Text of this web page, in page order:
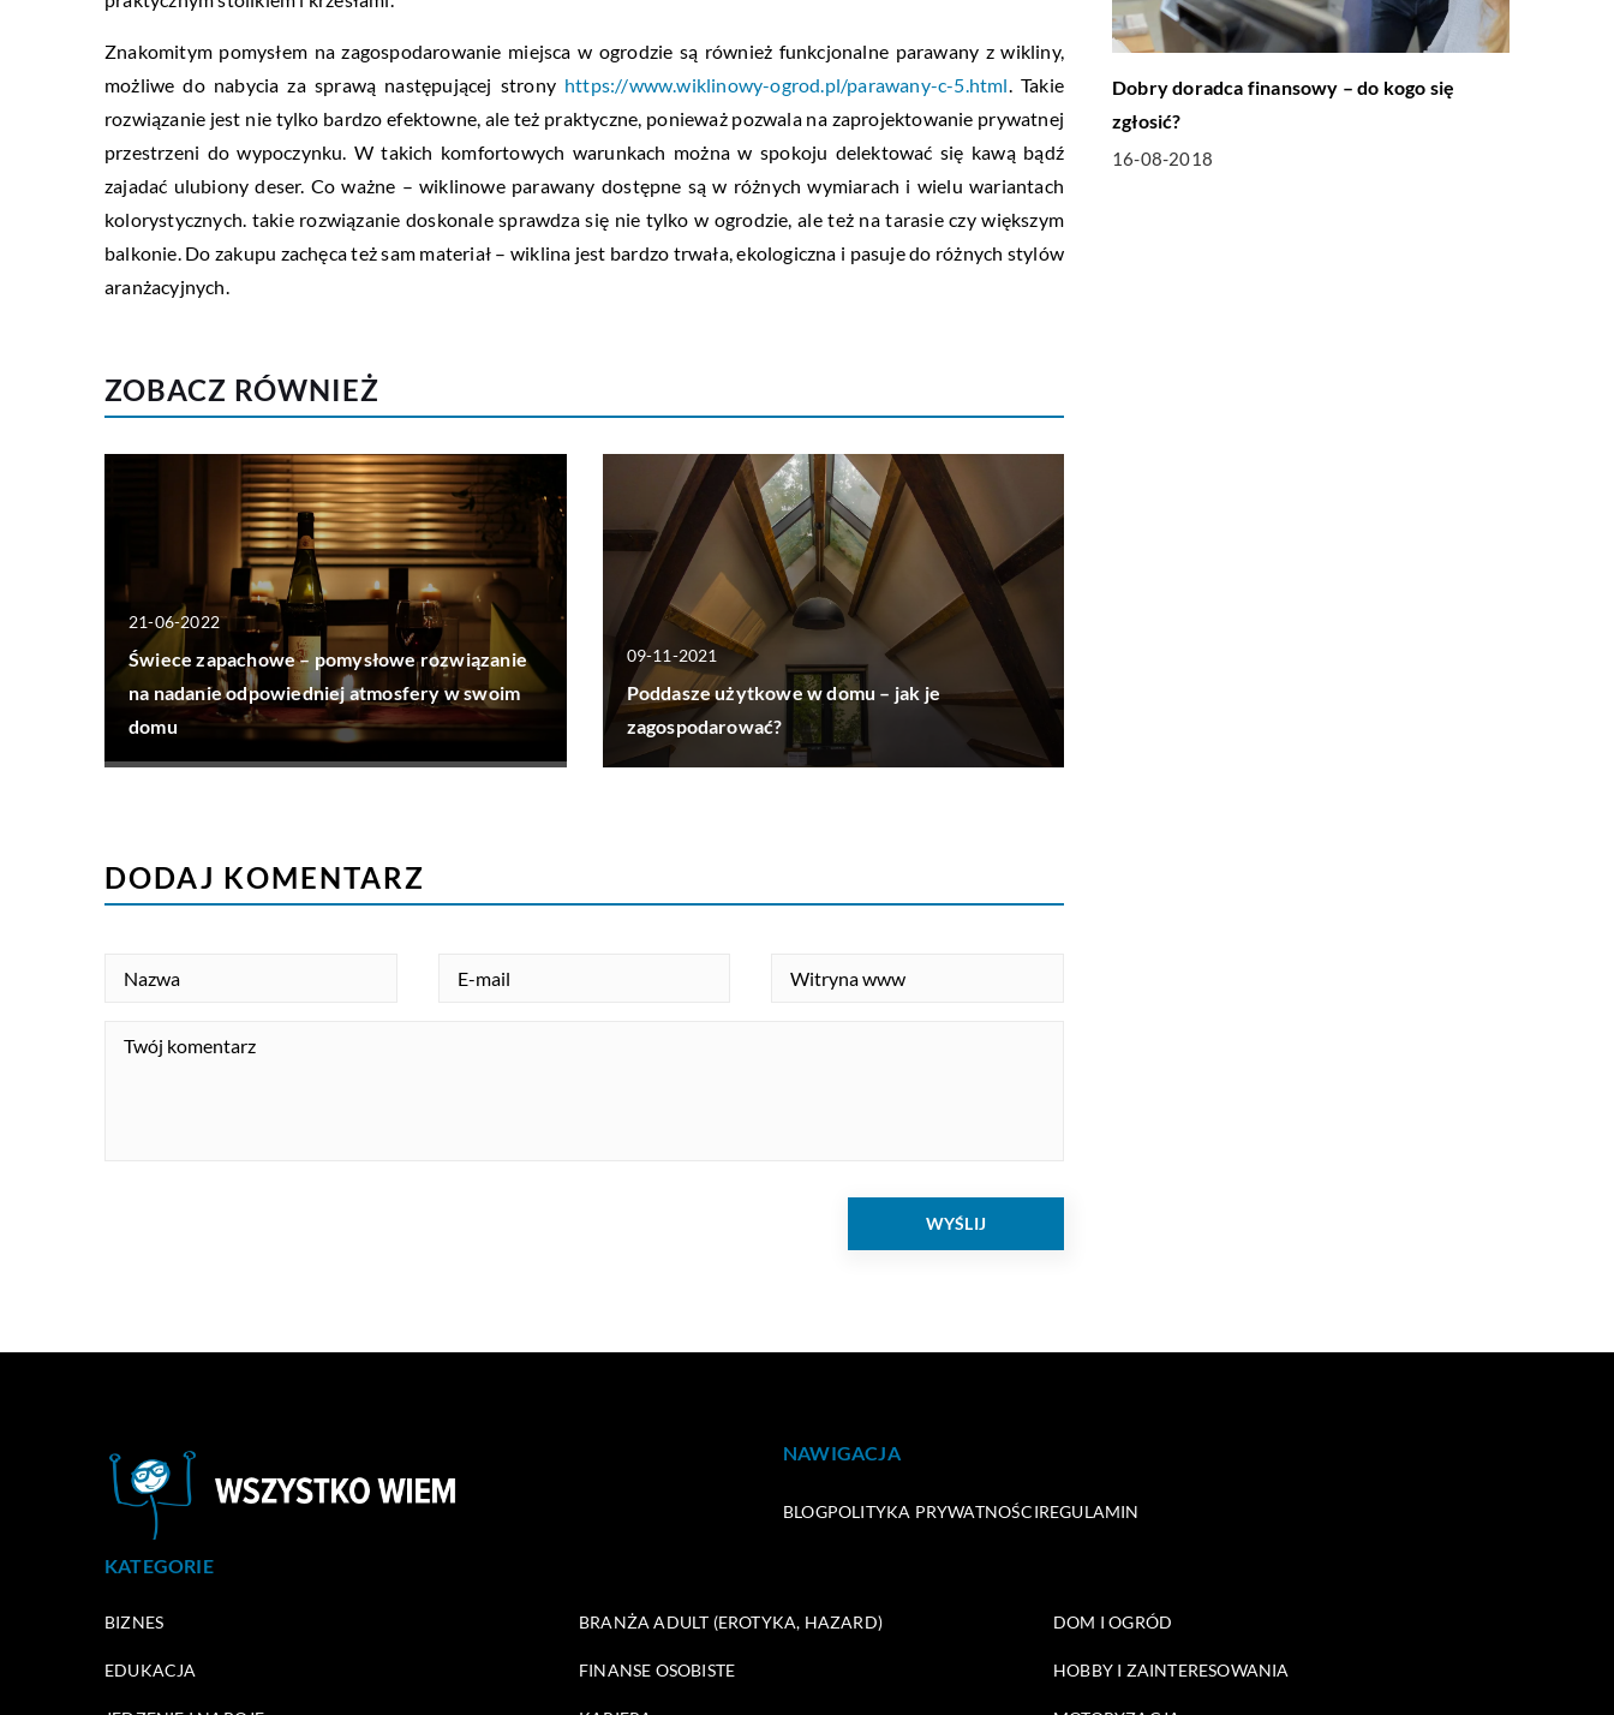
Znakomitym pomysłem na zagospodarowanie miejsca w ogrodzie są również funkcjonalne parawany z wikliny,
możliwe do nabycia za sprawą następującej strony https://www.wiklinowy-ogrod.pl/parawany-c-5.html. Takie
rozwiązanie jest nie tylko bardzo efektowne, ale też praktyczne, ponieważ pozwala na zaprojektowanie prywatnej
przestrzeni do wypoczynku. W takich komfortowych warunkach można w spokoju delektować się kawą bądź
zajadać ulubiony deser. Co ważne – wiklinowe parawany dostępne są w różnych wymiarach i wielu wariantach
kolorystycznych. takie rozwiązanie doskonale sprawdza się nie tylko w ogrodzie, ale też na tarasie czy większym
balkonie. Do zakupu zachęca też sam materiał – wiklina jest bardzo trwała, ekologiczna i pasuje do różnych stylów
aranżacyjnych.
ZOBACZ RÓWNIEŻ
21-06-2022
Świece zapachowe – pomysłowe rozwiązanie
na nadanie odpowiedniej atmosfery w swoim
domu
09-11-2021
Poddasze użytkowe w domu – jak je
zagospodarować?
Dobry doradca finansowy – do kogo się
zgłosić?
16-08-2018
DODAJ KOMENTARZ
NAWIGACJA
BLOGPOLITYKA PRYWATNOŚCIREGULAMIN
KATEGORIE
BIZNES BRANŻA ADULT (EROTYKA, HAZARD) DOM I OGRÓD
EDUKACJA FINANSE OSOBISTE HOBBY I ZAINTERESOWANIA